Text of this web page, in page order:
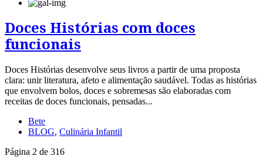
Doces Histórias com doces
funcionais
Doces Histórias desenvolve seus livros a partir de uma proposta
clara: unir literatura, afeto e alimentação saudável. Todas as histórias
que envolvem bolos, doces e sobremesas são elaboradas com
receitas de doces funcionais, pensadas...
Bete
BLOG, Culinária Infantil
Página 2 de 316